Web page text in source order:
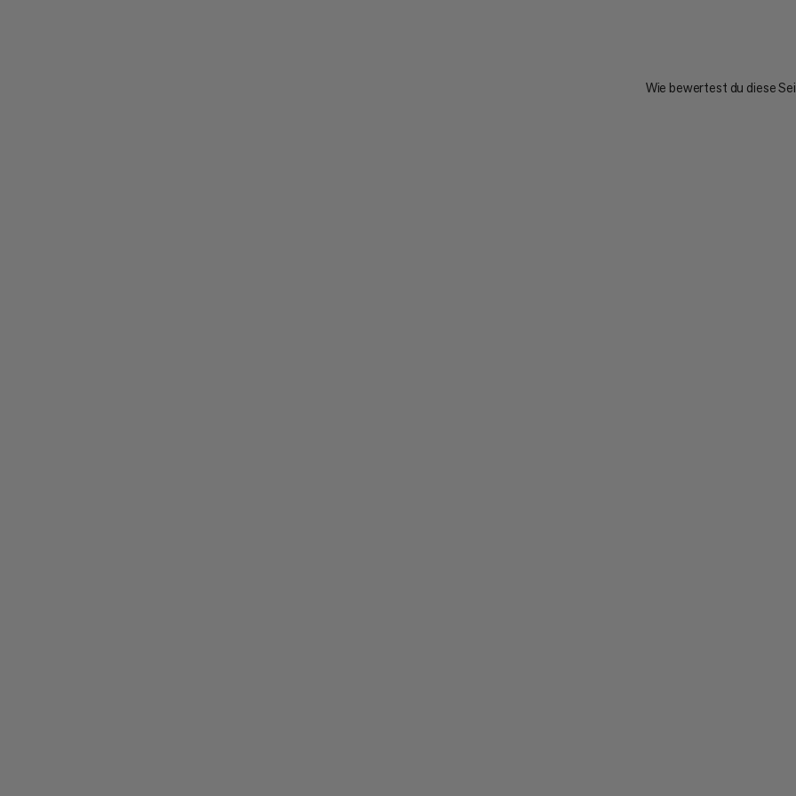
Wie bewertest du diese